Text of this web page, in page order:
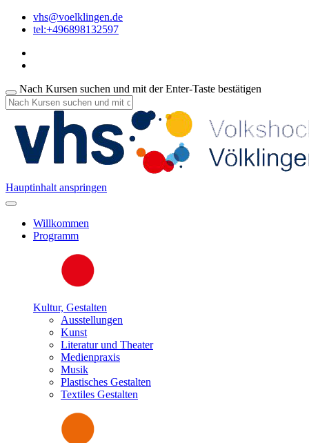
vhs@voelklingen.de
tel:+496898132597
Nach Kursen suchen und mit der Enter-Taste bestätigen
Hauptinhalt anspringen
Willkommen
Programm
Kultur, Gestalten
Ausstellungen
Kunst
Literatur und Theater
Medienpraxis
Musik
Plastisches Gestalten
Textiles Gestalten